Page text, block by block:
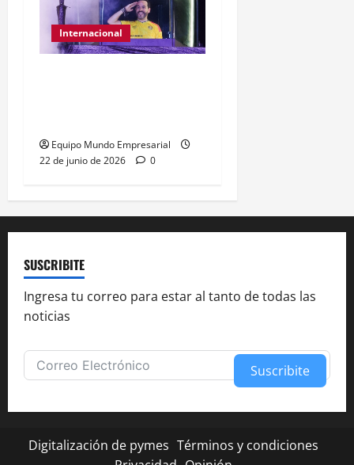
Internacional
Equipo Mundo Empresarial
22 de junio de 2026
0
SUSCRIBITE
Ingresa tu correo para estar al tanto de todas las
noticias
Suscribite
Digitalización de pymes Términos y condiciones